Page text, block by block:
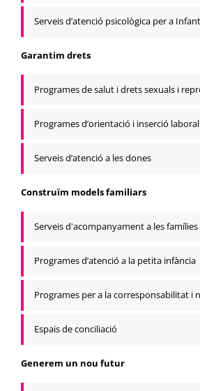
Serveis d’atenció psicològica per a
Garantim drets
Programes de salut i drets sexuals i
Programes d’orientació i inserció
Serveis d’atenció a les dones
Construïm models familiars
Serveis d'acompanyament a les famílies
Programes d’atenció a la petita infància
Programes per a la corresponsabilitat i
Espais de conciliació
Generem un nou futur